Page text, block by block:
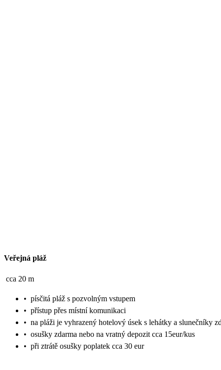
Veřejná pláž
cca 20 m
• písčitá pláž s pozvolným vstupem
• přístup přes místní komunikaci
• na pláži je vyhrazený hotelový úsek s lehátky a slunečníky
• osušky zdarma nebo na vratný depozit cca 15eur/kus
• při ztrátě osušky poplatek cca 30 eur